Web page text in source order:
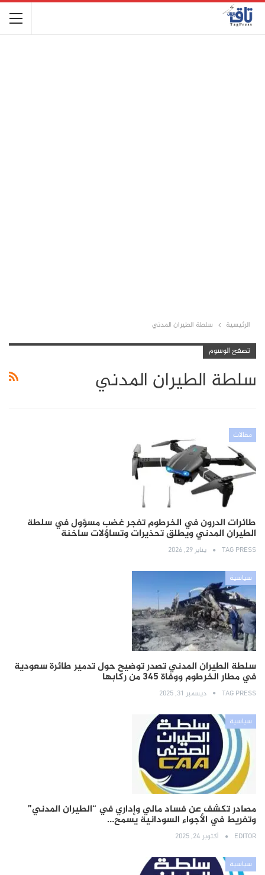
الرئيسية سلطة الطيران المدني
تصفح الوسوم
سلطة الطيران المدني
مقالات
طائرات الدرون في الخرطوم تفجر غضب مسؤول في سلطة
الطيران المدني ويطلق تحذيرات وتساؤلات ساخنة
TAG PRESS يناير 29, 2026
سياسية
سلطة الطيران المدني تصدر توضيح حول تدمير طائرة سعودية
في مطار الخرطوم ووفاة 345 من ركابها
TAG PRESS ديسمبر 31, 2025
سياسية
مصادر تكشف عن فساد مالي وإداري في “الطيران المدني”
وتفريط في الأجواء السودانية يسمح…
EDITOR أكتوبر 24, 2025
سياسية